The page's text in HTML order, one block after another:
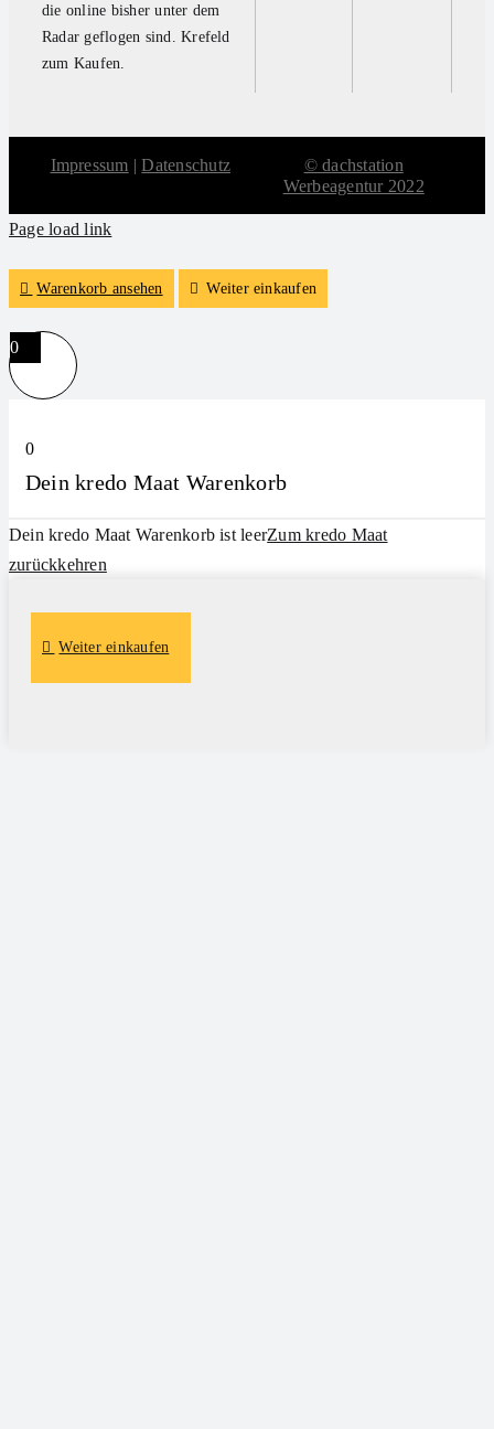
die online bisher unter dem
Radar geflogen sind. Krefeld
zum Kaufen.
Impressum |Datenschutz
© dachstation
Werbeagentur 2022
Page load link
Warenkorb ansehen Weiter einkaufen
0
0
Dein kredo Maat Warenkorb
Dein kredo Maat Warenkorb ist leerZum kredo Maat
zurückkehren
Weiter einkaufen